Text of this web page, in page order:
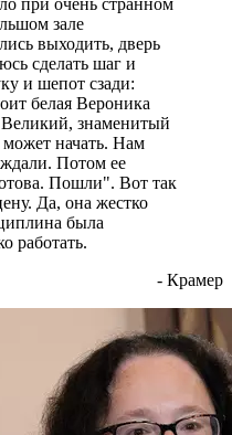
при очень странном
зале
выходить, дверь
сделать шаг и
и шепот сзади:
белая Вероника
знаменитый
начать. Нам
Потом ее
Пошли". Вот так
Да, она жестко
была
работать.
- Крамер